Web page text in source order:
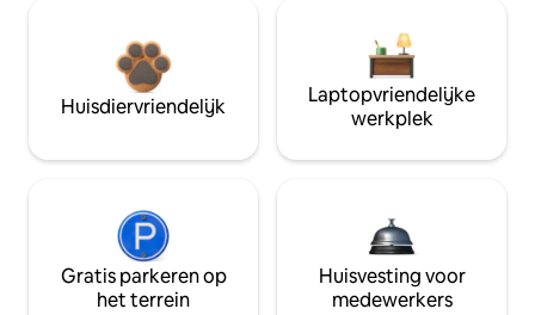
Huisdiervriendelijk
Laptopvriendelijke
werkplek
Gratis parkeren op
het terrein
Huisvesting voor
medewerkers